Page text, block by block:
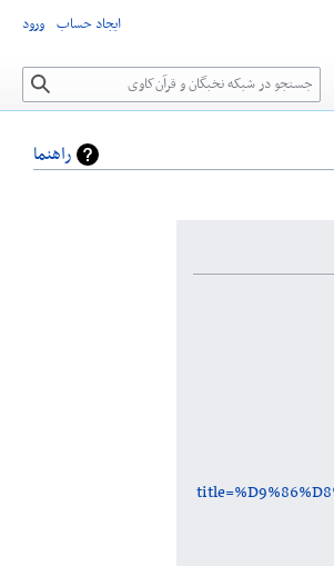
راهنما
ایجاد حساب ورود
جستجو